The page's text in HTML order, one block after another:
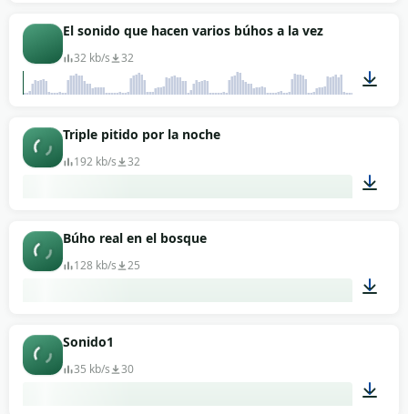
El sonido que hacen varios búhos a la vez
32 kb/s 32
Triple pitido por la noche
192 kb/s 32
Búho real en el bosque
128 kb/s 25
Sonido1
35 kb/s 30